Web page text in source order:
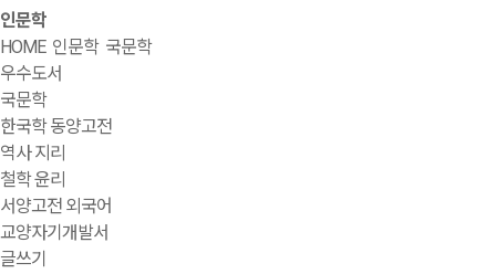
인문학
HOME 인문학 국문학
우수도서
국문학
한국학 동양고전
역사 지리
철학 윤리
서양고전 외국어
교양자기개발서
글쓰기